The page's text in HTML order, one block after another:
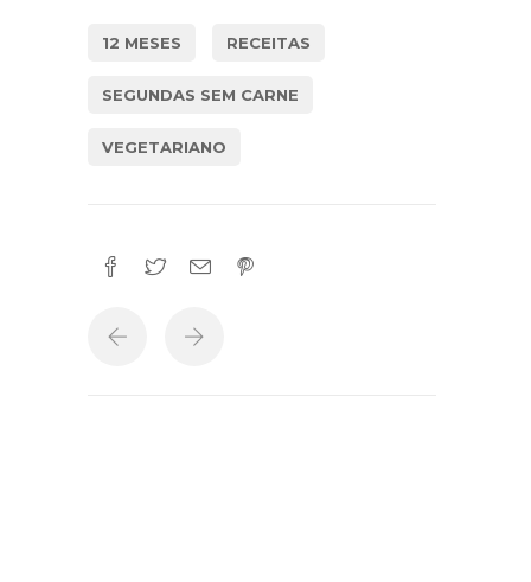
12 MESES RECEITAS
SEGUNDAS SEM CARNE
VEGETARIANO